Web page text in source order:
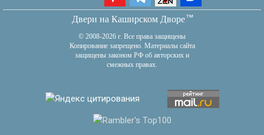
Двери на Каширском Дворетм
© 2008-2026 г. Все права защищены
Копирование запрещено. Материалы сайта
защищены законом РФ об авторских и
смежных правах.